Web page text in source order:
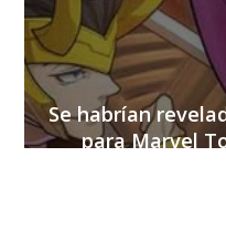
Se habrían
para Marvel